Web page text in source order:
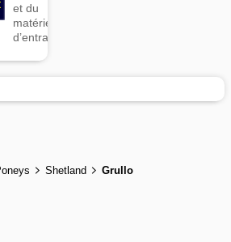
et du
matériel
d’entrainement
Shetland Grullo